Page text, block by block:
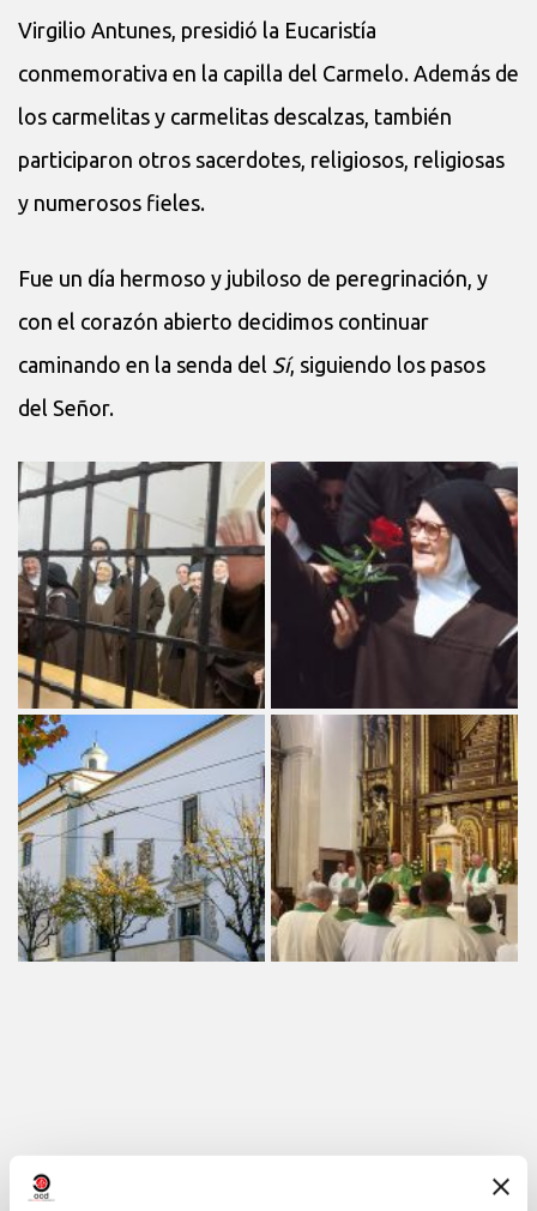
Virgilio Antunes, presidió la Eucaristía
conmemorativa en la capilla del Carmelo. Además de
los carmelitas y carmelitas descalzas, también
participaron otros sacerdotes, religiosos, religiosas
y numerosos fieles.
Fue un día hermoso y jubiloso de peregrinación, y
con el corazón abierto decidimos continuar
caminando en la senda del Sí, siguiendo los pasos
del Señor.